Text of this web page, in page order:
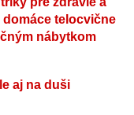
domáce telocvične
nábytkom
aj na duši